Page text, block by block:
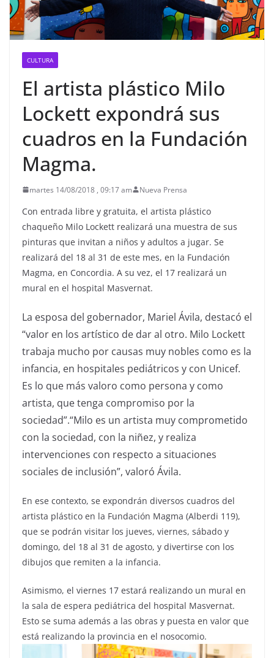
CULTURA
El artista plástico Milo
Lockett expondrá sus
cuadros en la Fundación
Magma.
martes 14/08/2018 , 09:17 am Nueva Prensa
Con entrada libre y gratuita, el artista plástico
chaqueño Milo Lockett realizará una muestra de sus
pinturas que invitan a niños y adultos a jugar. Se
realizará del 18 al 31 de este mes, en la Fundación
Magma, en Concordia. A su vez, el 17 realizará un
mural en el hospital Masvernat.
La esposa del gobernador, Mariel Ávila, destacó el
“valor en los artístico de dar al otro. Milo Lockett
trabaja mucho por causas muy nobles como es la
infancia, en hospitales pediátricos y con Unicef.
Es lo que más valoro como persona y como
artista, que tenga compromiso por la
sociedad”.“Milo es un artista muy comprometido
con la sociedad, con la niñez, y realiza
intervenciones con respecto a situaciones
sociales de inclusión”, valoró Ávila.
En ese contexto, se expondrán diversos cuadros del
artista plástico en la Fundación Magma (Alberdi 119),
que se podrán visitar los jueves, viernes, sábado y
domingo, del 18 al 31 de agosto, y divertirse con los
dibujos que remiten a la infancia.
Asimismo, el viernes 17 estará realizando un mural en
la sala de espera pediátrica del hospital Masvernat.
Esto se suma además a las obras y puesta en valor que
está realizando la provincia en el nosocomio.